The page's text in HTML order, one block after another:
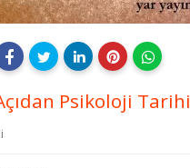
Psikoloji Tarihi